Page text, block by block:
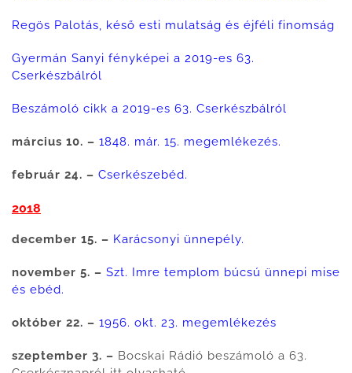
Regös Palotás, késő esti mulatság és éjféli finomság
Gyermán Sanyi fényképei a 2019-es 63.
Cserkészbálról
Beszámoló cikk a 2019-es 63. Cserkészbálról
március 10. – 1848. már. 15. megemlékezés.
február 24. – Cserkészebéd.
2018
december 15. – Karácsonyi ünnepély.
november 5. – Szt. Imre templom búcsú ünnepi mise
és ebéd.
október 22. – 1956. okt. 23. megemlékezés
szeptember 3. – Bocskai Rádió beszámoló a 63.